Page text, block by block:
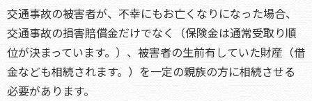
交通事故の被害者が、不幸にもお亡くなりになった場合、
交通事故の損害賠償金だけでなく（保険金は通常受取り順
位が決まっています。）、被害者の生前有していた財産（借
金なども相続されます。）を一定の親族の方に相続させる
必要があります。